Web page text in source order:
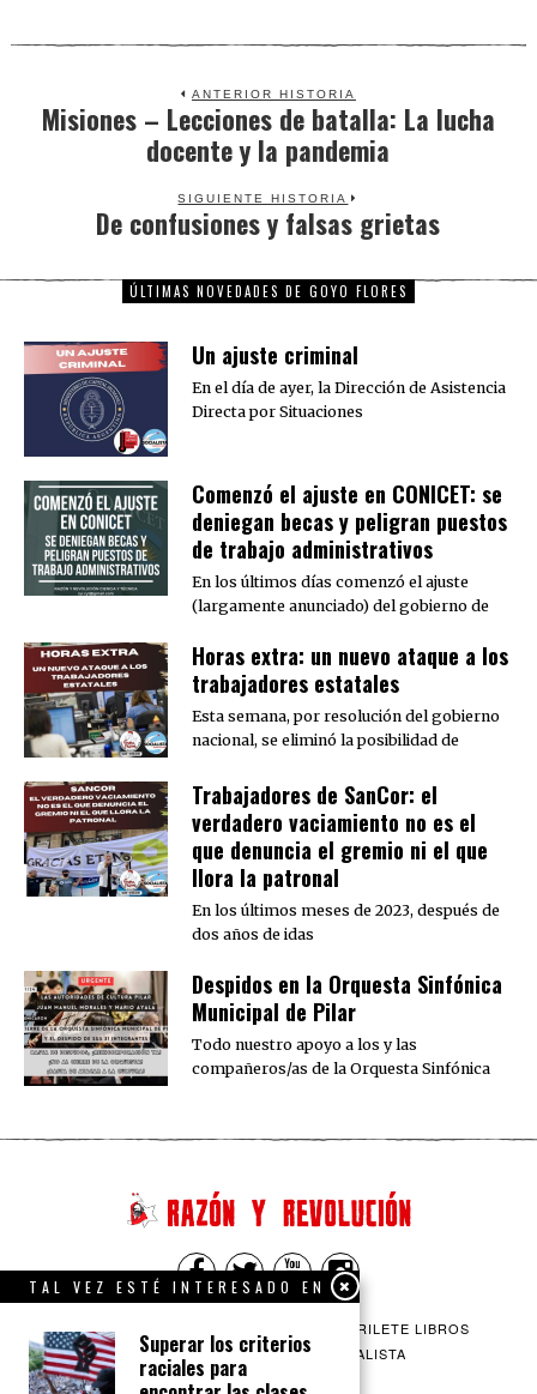
ANTERIOR HISTORIA
Previous
post:
Misiones – Lecciones de batalla: La lucha
docente y la pandemia
SIGUIENTE HISTORIA
Next
post:
De confusiones y falsas grietas
ÚLTIMAS NOVEDADES DE GOYO FLORES
Un ajuste criminal
En el día de ayer, la Dirección de Asistencia
Directa por Situaciones
Comenzó el ajuste en CONICET: se
deniegan becas y peligran puestos
de trabajo administrativos
En los últimos días comenzó el ajuste
(largamente anunciado) del gobierno de
Horas extra: un nuevo ataque a los
trabajadores estatales
Esta semana, por resolución del gobierno
nacional, se eliminó la posibilidad de
Trabajadores de SanCor: el
verdadero vaciamiento no es el
que denuncia el gremio ni el que
llora la patronal
En los últimos meses de 2023, después de
dos años de idas
Despidos en la Orquesta Sinfónica
Municipal de Pilar
Todo nuestro apoyo a los y las
compañeros/as de la Orquesta Sinfónica
QUIENES SOMOS
BARRILETE LIBROS
CEICS
ENGLISH VÍA SOCIALISTA
TAL VEZ ESTÉ INTERESADO EN
Superar los criterios
raciales para